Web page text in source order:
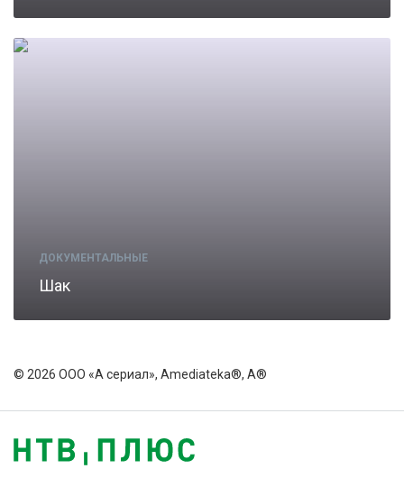
ДОКУМЕНТАЛЬНЫЕ
Шак
© 2026 ООО «А сериал», Amediateka®, A®